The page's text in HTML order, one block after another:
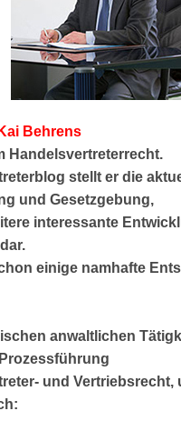
Behrens
Handelsvertreterrecht.
stellt er die
und Gesetzgebung,
interessante
einige namhafte
anwaltlichen
und Vertriebsrecht,